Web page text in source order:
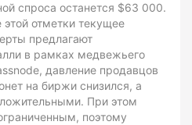
спроса останется $63 000.
отметки текущее
предлагают
в рамках медвежьего
давление продавцов
на биржи снизился, а
При этом
поэтому